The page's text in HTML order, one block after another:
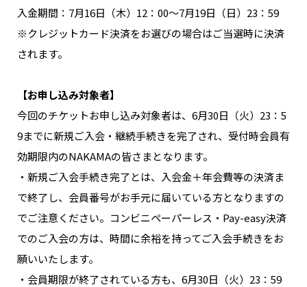
入金期間：7月16日（木）12：00～7月19日（日）23：59
※クレジットカード決済をお選びの場合はご当選時に決済
されます。
【お申し込み対象者】
今回のチケットお申し込み対象者は、6月30日（火）23：5
9までに新規ご入会・継続手続きを完了され、受付時会員有
効期限内のNAKAMAの皆さまとなります。
・新規ご入会手続き完了とは、入会金＋年会費等の決済ま
で終了し、会員番号がお手元に届いている方となりますの
でご注意ください。コンビニペーパーレス・Pay-easy決済
でのご入会の方は、時間に余裕を持ってご入会手続きをお
願いいたします。
・会員期限が終了されている方も、6月30日（火）23：59